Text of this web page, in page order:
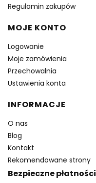
Regulamin zakupów
MOJE KONTO
Logowanie
Moje zamówienia
Przechowalnia
Ustawienia konta
INFORMACJE
O nas
Blog
Kontakt
Rekomendowane strony
Bezpieczne płatności